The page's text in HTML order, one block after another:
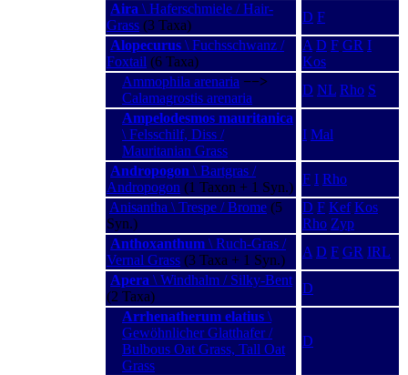
Aira \ Haferschmiele / Hair-
Grass (3 Taxa)
D F
Alopecurus \ Fuchsschwanz /
Foxtail (6 Taxa)
A D F GR I
Kos
Ammophila arenaria −−>
Calamagrostis arenaria
D NL Rho S
Ampelodesmos mauritanica
\ Felsschilf, Diss /
Mauritanian Grass
I Mal
Andropogon \ Bartgras /
Andropogon (1 Taxon + 1 Syn.)
F I Rho
Anisantha \ Trespe / Brome (5
Syn.)
D F Kef Kos
Rho Zyp
Anthoxanthum \ Ruch-Gras /
Vernal Grass (3 Taxa + 1 Syn.)
A D F GR IRL
Apera \ Windhalm / Silky-Bent
(2 Taxa)
D
Arrhenatherum elatius \
Gewöhnlicher Glatthafer /
Bulbous Oat Grass, Tall Oat
Grass
D